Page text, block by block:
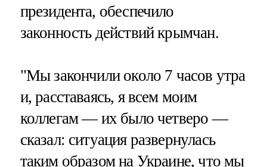
президента, обеспечило
законность действий крымчан.
"Мы закончили около 7 часов утра
и, расставаясь, я всем моим
коллегам — их было четверо —
сказал: ситуация развернулась
таким образом на Украине, что мы